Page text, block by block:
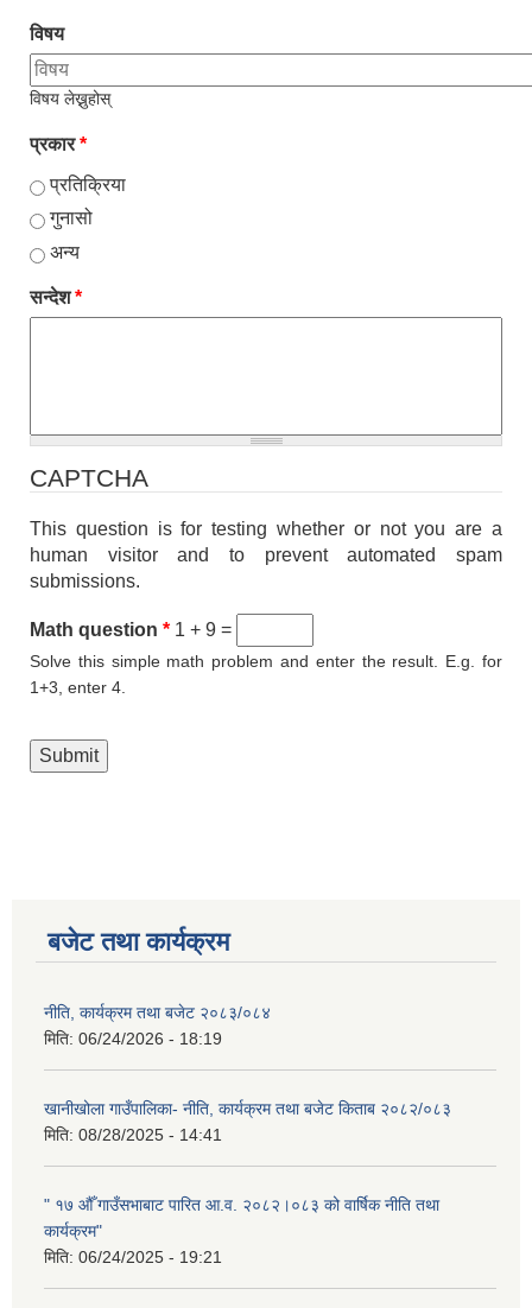
विषय
विषय लेख्नुहोस्
प्रकार*
प्रतिक्रिया
गुनासो
अन्य
सन्देश*
CAPTCHA
This question is for testing whether or not you are a
human visitor and to prevent automated spam
submissions.
Math question * 1 + 9 =
Solve this simple math problem and enter the result. E.g. for
1+3, enter 4.
बजेट तथा कार्यक्रम
नीति, कार्यक्रम तथा बजेट २०८३/०८४
मिति: 06/24/2026 - 18:19
खानीखोला गाउँपालिका- नीति, कार्यक्रम तथा बजेट किताब २०८२/०८३
मिति: 08/28/2025 - 14:41
" १७ औँ गाउँसभाबाट पारित आ.व. २०८२।०८३ को वार्षिक नीति तथा
कार्यक्रम"
मिति: 06/24/2025 - 19:21